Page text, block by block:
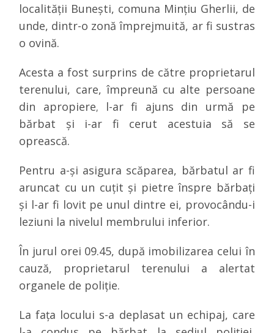
localității Bunești, comuna Mințiu Gherlii, de
unde, dintr-o zonă împrejmuită, ar fi sustras
o ovină.
Acesta a fost surprins de către proprietarul
terenului, care, împreună cu alte persoane
din apropiere,
l-ar fi ajuns din urmă pe
bărbat și i-ar fi cerut acestuia să se
oprească.
Pentru a-și asigura scăparea, bărbatul ar fi
aruncat cu un cuțit și pietre înspre bărbați
și l-ar fi lovit pe unul dintre ei, provocându-i
leziuni la nivelul membrului inferior.
În jurul orei 09.45, după imobilizarea celui în
cauză, proprietarul terenului a alertat
organele de poliție.
La fața locului s-a deplasat un echipaj, care